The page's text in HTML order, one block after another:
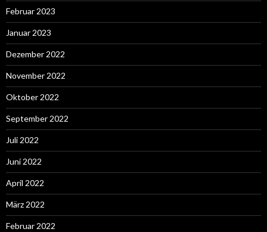
Februar 2023
Januar 2023
Dezember 2022
November 2022
Oktober 2022
September 2022
Juli 2022
Juni 2022
April 2022
März 2022
Februar 2022